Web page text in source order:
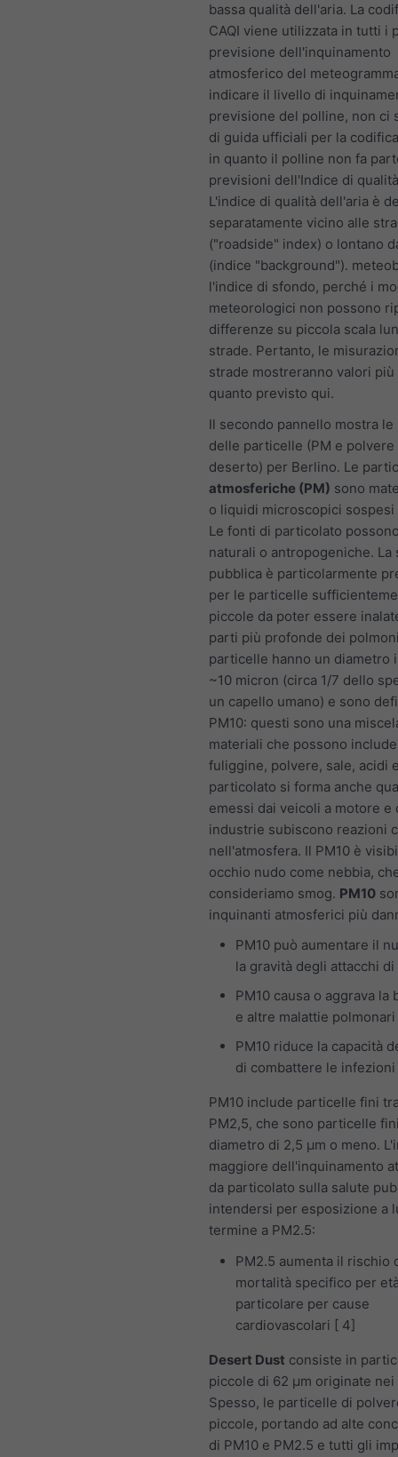
bassa qualità dell'aria. La
CAQI viene utilizzata in tutti i
previsione dell'inquinamento
atmosferico del
indicare il livello di
previsione del polline, non ci
di guida ufficiali per la
in quanto il polline non fa
previsioni dell'Indice di
L'indice di qualità dell'aria è
separatamente vicino alle
("roadside" index) o lontano
(indice "background").
l'indice di sfondo, perché i
meteorologici non possono
differenze su piccola scala
strade. Pertanto, le
strade mostreranno valori più
quanto previsto qui.
Il secondo pannello mostra
delle particelle (PM e polvere
deserto) per Berlino. Le
atmosferiche (PM) sono
o liquidi microscopici sospesi
Le fonti di particolato
naturali o antropogeniche. La
pubblica è particolarmente
per le particelle
piccole da poter essere
parti più profonde dei
particelle hanno un diametro
~10 micron (circa 1/7 dello
un capello umano) e sono
PM10: questi sono una
materiali che possono
fuliggine, polvere, sale, acidi
particolato si forma anche
emessi dai veicoli a motore e
industrie subiscono reazioni
nell'atmosfera. Il PM10 è
occhio nudo come nebbia,
consideriamo smog. PM10
inquinanti atmosferici più
PM10 può aumentare il
la gravità degli attacchi di
PM10 causa o aggrava la
e altre malattie polmonari
PM10 riduce la capacità
di combattere le infezioni
PM10 include particelle fini
PM2,5, che sono particelle
diametro di 2,5 μm o meno.
maggiore dell'inquinamento
da particolato sulla salute
intendersi per esposizione a
termine a PM2.5:
PM2.5 aumenta il rischio
mortalità specifico per
particolare per cause
cardiovascolari [ 4]
Desert Dust consiste in
piccole di 62 μm originate
Spesso, le particelle di
piccole, portando ad alte
di PM10 e PM2.5 e tutti gli